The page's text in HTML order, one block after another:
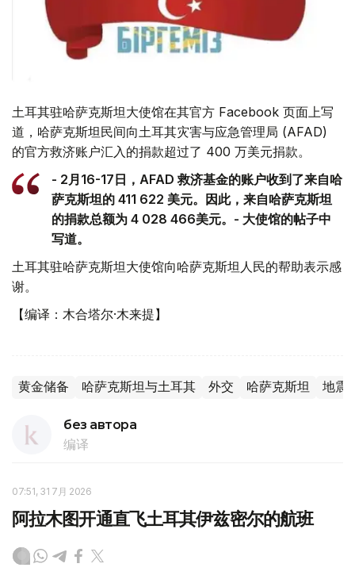
土耳其驻哈萨克斯坦大使馆在其官方 Facebook 页面上写
道，哈萨克斯坦民间向土耳其灾害与应急管理局 (AFAD)
的官方救济账户汇入的捐款超过了 400 万美元捐款。
- 2月16-17日，AFAD 救济基金的账户收到了来自哈
萨克斯坦的 411 622 美元。因此，来自哈萨克斯坦
的捐款总额为 4 028 466美元。- 大使馆的帖子中
写道。
土耳其驻哈萨克斯坦大使馆向哈萨克斯坦人民的帮助表示感
谢。
【编译：木合塔尔·木来提】
黄金储备 哈萨克斯坦与土耳其 外交 哈萨克斯坦 地震
без автора
编译
07:51, 31 7月 2026
阿拉木图开通直飞土耳其伊兹密尔的航班